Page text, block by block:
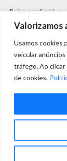
Valorizamos
Usamos cookies
veicular
tráfego. Ao clicar
de cookies.
Baixe o aplicativo
(11) 3522-
Horário de
Segunda a Sexta
©